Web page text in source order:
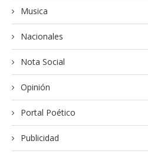
Musica
Nacionales
Nota Social
Opinión
Portal Poético
Publicidad